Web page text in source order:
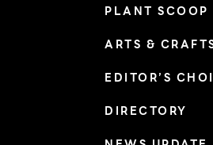
PLANT SCOOP
ARTS &
EDITOR’S
DIRECTORY